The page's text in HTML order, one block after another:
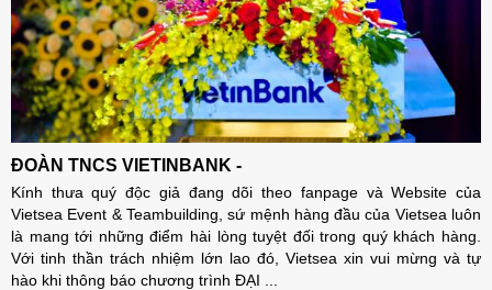
ĐOÀN TNCS VIETINBANK -
Kính thưa quý độc giả đang dõi theo fanpage và Website của
Vietsea Event & Teambuilding, sứ mệnh hàng đầu của Vietsea luôn
là mang tới những điểm hài lòng tuyệt đối trong quý khách hàng.
Với tinh thần trách nhiệm lớn lao đó, Vietsea xin vui mừng và tự
hào khi thông báo chương trình ĐẠI ...